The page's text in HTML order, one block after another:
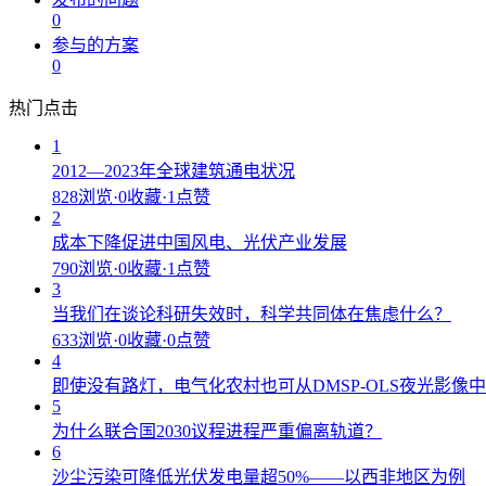
0
参与的方案
0
热门点击
1
2012—2023年全球建筑通电状况
828浏览·0收藏·1点赞
2
成本下降促进中国风电、光伏产业发展
790浏览·0收藏·1点赞
3
当我们在谈论科研失效时，科学共同体在焦虑什么？
633浏览·0收藏·0点赞
4
即使没有路灯，电气化农村也可从DMSP-OLS夜光影像
5
为什么联合国2030议程进程严重偏离轨道？
6
沙尘污染可降低光伏发电量超50%——以西非地区为例